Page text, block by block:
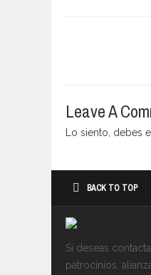
Leave A
Lo siento, debes
BACK TO TOP
Si deseas
patrocinios,